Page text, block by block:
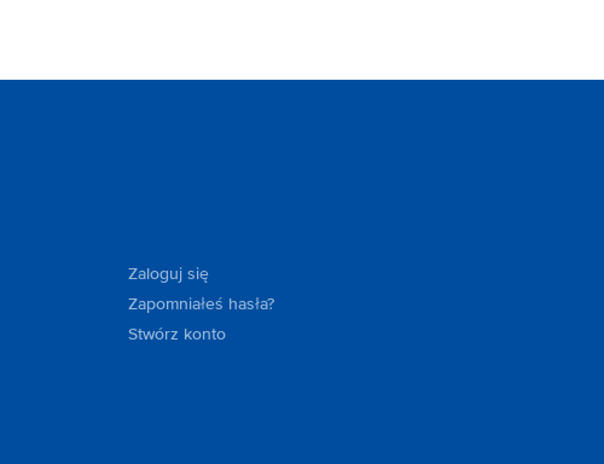
Zaloguj się
Zapomniałeś hasła?
Stwórz konto